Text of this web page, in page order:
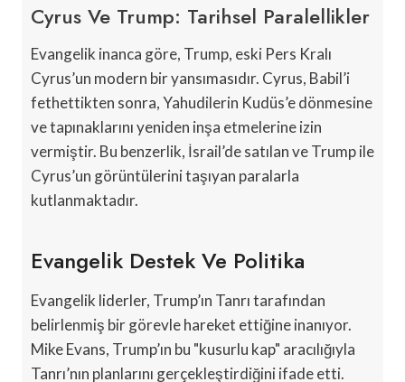
Cyrus Ve Trump: Tarihsel Paralellikler
Evangelik inanca göre, Trump, eski Pers Kralı
Cyrus’un modern bir yansımasıdır. Cyrus, Babil’i
fethettikten sonra, Yahudilerin Kudüs’e dönmesine
ve tapınaklarını yeniden inşa etmelerine izin
vermiştir. Bu benzerlik, İsrail’de satılan ve Trump ile
Cyrus’un görüntülerini taşıyan paralarla
kutlanmaktadır.
Evangelik Destek Ve Politika
Evangelik liderler, Trump’ın Tanrı tarafından
belirlenmiş bir görevle hareket ettiğine inanıyor.
Mike Evans, Trump’ın bu "kusurlu kap" aracılığıyla
Tanrı’nın planlarını gerçekleştirdiğini ifade etti.